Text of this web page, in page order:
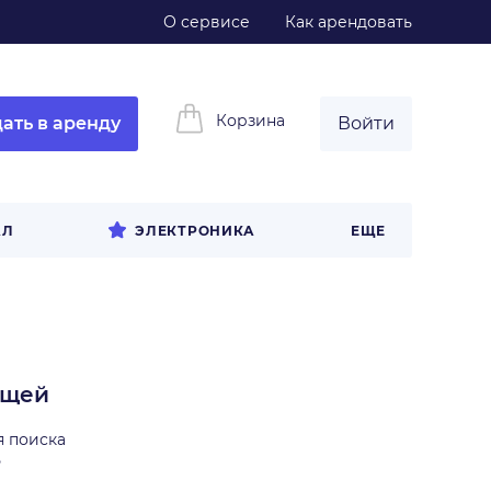
О сервисе Как арендовать
в аренду Корзина Войти
ЭЛЕКТРОНИКА ЕЩЕ
поиска